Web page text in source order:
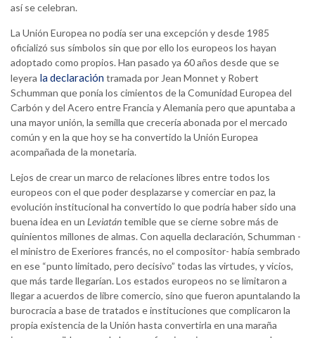
así se celebran.
La Unión Europea no podía ser una excepción y desde 1985
oficializó sus símbolos sin que por ello los europeos los hayan
adoptado como propios. Han pasado ya 60 años desde que se
leyera la declaración tramada por Jean Monnet y Robert
Schumman que ponía los cimientos de la Comunidad Europea del
Carbón y del Acero entre Francia y Alemania pero que apuntaba a
una mayor unión, la semilla que crecería abonada por el mercado
común y en la que hoy se ha convertido la Unión Europea
acompañada de la monetaria.
Lejos de crear un marco de relaciones libres entre todos los
europeos con el que poder desplazarse y comerciar en paz, la
evolución institucional ha convertido lo que podría haber sido una
buena idea en un Leviatántemible que se cierne sobre más de
quinientos millones de almas. Con aquella declaración, Schumman -
el ministro de Exeriores francés, no el compositor- había sembrado
en ese “punto limitado, pero decisivo” todas las virtudes, y vicios,
que más tarde llegarían. Los estados europeos no se limitaron a
llegar a acuerdos de libre comercio, sino que fueron apuntalando la
burocracia a base de tratados e instituciones que complicaron la
propia existencia de la Unión hasta convertirla en una maraña